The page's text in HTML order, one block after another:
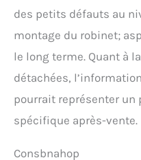
des petits défauts au
montage du robinet;
le long terme. Quant à
détachées,
pourrait représenter un
spécifique après-vente.
Consbnahop